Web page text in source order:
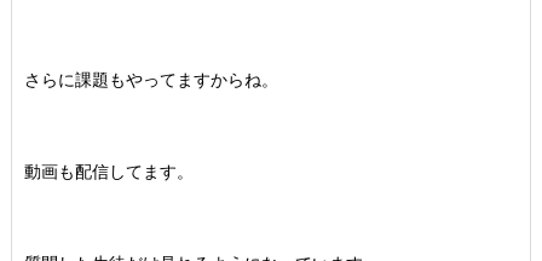
さらに課題もやってますからね。
動画も配信してます。